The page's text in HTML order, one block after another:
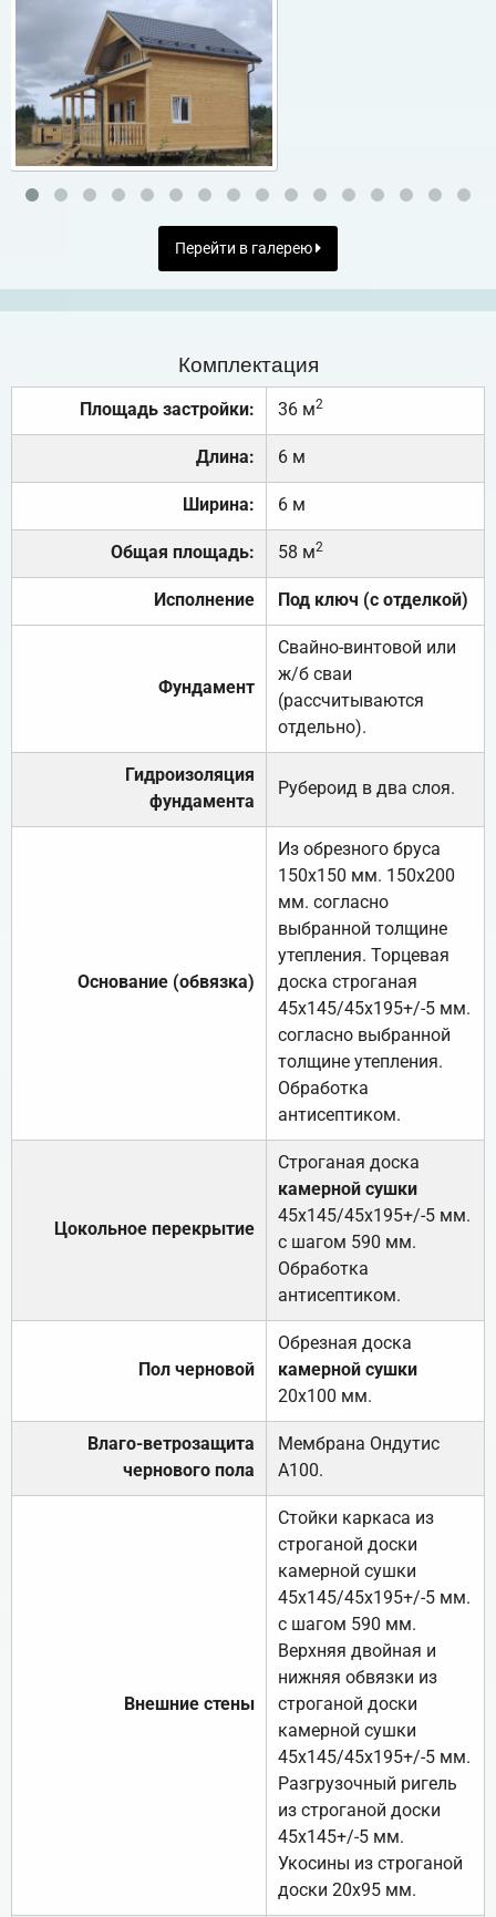
Перейти в галерею
Комплектация
Площадь застройки: 36 м2
Длина: 6 м
Ширина: 6 м
Общая площадь: 58 м2
Исполнение Под ключ (с отделкой)
Фундамент
Свайно-винтовой или
ж/б сваи
(рассчитываются
отдельно).
Гидроизоляция
фундамента
Рубероид в два слоя.
Основание (обвязка)
Из обрезного бруса
150х150 мм. 150х200
мм. согласно
выбранной толщине
утепления. Торцевая
доска строганая
45х145/45х195+/-5 мм.
согласно выбранной
толщине утепления.
Обработка
антисептиком.
Цокольное перекрытие
Строганая доска
камерной сушки
45х145/45х195+/-5 мм.
с шагом 590 мм.
Обработка
антисептиком.
Пол черновой
Обрезная доска
камерной сушки
20х100 мм.
Влаго-ветрозащита
чернового пола
Мембрана Ондутис
А100.
Внешние стены
Стойки каркаса из
строганой доски
камерной сушки
45х145/45х195+/-5 мм.
с шагом 590 мм.
Верхняя двойная и
нижняя обвязки из
строганой доски
камерной сушки
45х145/45х195+/-5 мм.
Разгрузочный ригель
из строганой доски
45х145+/-5 мм.
Укосины из строганой
доски 20х95 мм.